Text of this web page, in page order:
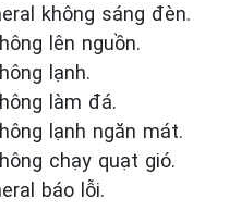
không sáng đèn.
lên nguồn.
lạnh.
làm đá.
lạnh ngăn mát.
chạy quạt gió.
báo lỗi.